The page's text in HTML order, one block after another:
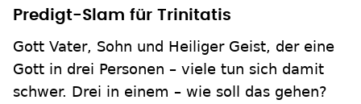
Predigt-Slam für Trinitatis
Gott Vater, Sohn und Heiliger Geist, der eine
Gott in drei Personen – viele tun sich damit
schwer. Drei in einem – wie soll das gehen?